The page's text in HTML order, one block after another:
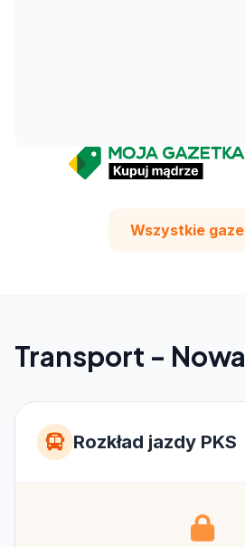
Wszystkie
Transport -
Rozkład jazdy PKS